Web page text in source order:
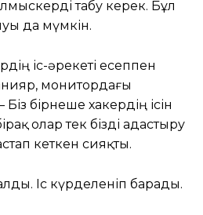
табу керек. Бұл
да мүмкін.
іс-әрекеті есеппен
монитордағы
бірнеше хакердің ісін
олар тек бізді адастыру
кеткен сияқты.
Іс күрделеніп барады.